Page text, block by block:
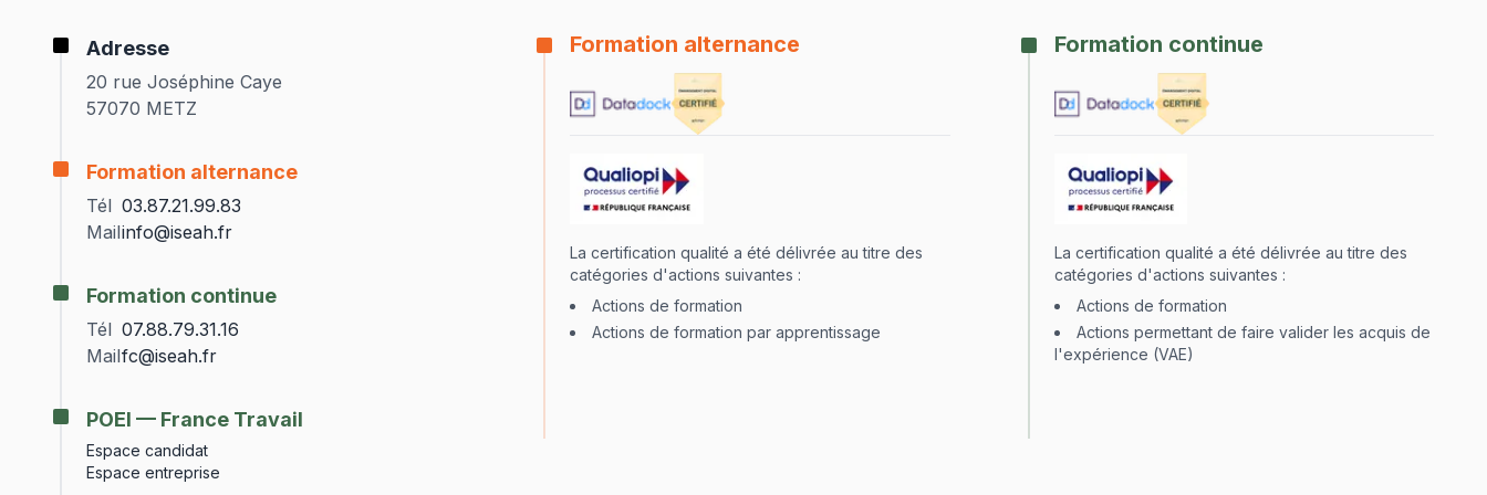
Adresse
20 rue Joséphine Caye
57070 METZ
Formation alternance
Tél 03.87.21.99.83
Mailinfo@iseah.fr
Formation continue
Tél 07.88.79.31.16
Mailfc@iseah.fr
POEI — France Travail
Espace candidat
Espace entreprise
Formation alternance
La certification qualité a été délivrée au titre des
catégories d'actions suivantes :
Actions de formation
Actions de formation par apprentissage
Formation continue
La certification qualité a été délivrée au titre des
catégories d'actions suivantes :
Actions de formation
Actions permettant de faire valider les acquis de
l'expérience (VAE)